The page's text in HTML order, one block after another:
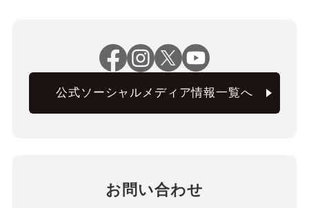
公式ソーシャルメディア情報一覧へ
お問い合わせ